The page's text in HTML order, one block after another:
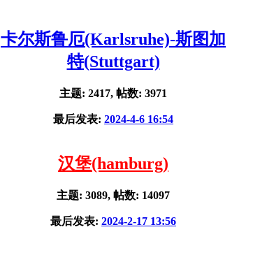
卡尔斯鲁厄(Karlsruhe)-斯图加
特(Stuttgart)
主题: 2417, 帖数: 3971
最后发表: 2024-4-6 16:54
汉堡(hamburg)
主题: 3089, 帖数: 14097
最后发表: 2024-2-17 13:56